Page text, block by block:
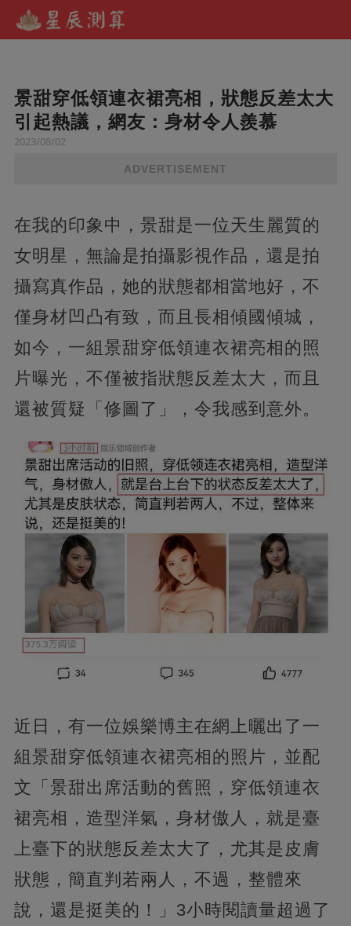
景甜穿低領連衣裙亮相，狀態反差太大
引起熱議，網友：身材令人羨慕
2023/08/02
ADVERTISEMENT
在我的印象中，景甜是一位天生麗質的
女明星，無論是拍攝影視作品，還是拍
攝寫真作品，她的狀態都相當地好，不
僅身材凹凸有致，而且長相傾國傾城，
如今，一組景甜穿低領連衣裙亮相的照
片曝光，不僅被指狀態反差太大，而且
還被質疑「修圖了」，令我感到意外。
近日，有一位娛樂博主在網上曬出了一
組景甜穿低領連衣裙亮相的照片，並配
文「景甜出席活動的舊照，穿低領連衣
裙亮相，造型洋氣，身材傲人，就是臺
上臺下的狀態反差太大了，尤其是皮膚
狀態，簡直判若兩人，不過，整體來
說，還是挺美的！」3小時閱讀量超過了